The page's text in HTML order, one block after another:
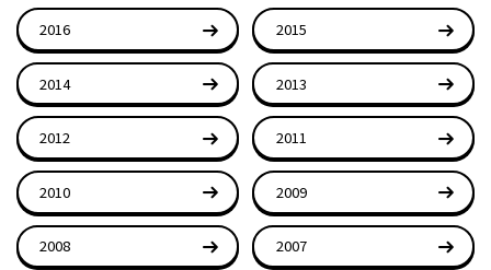
2016 2015
2014 2013
2012 2011
2010 2009
2008 2007